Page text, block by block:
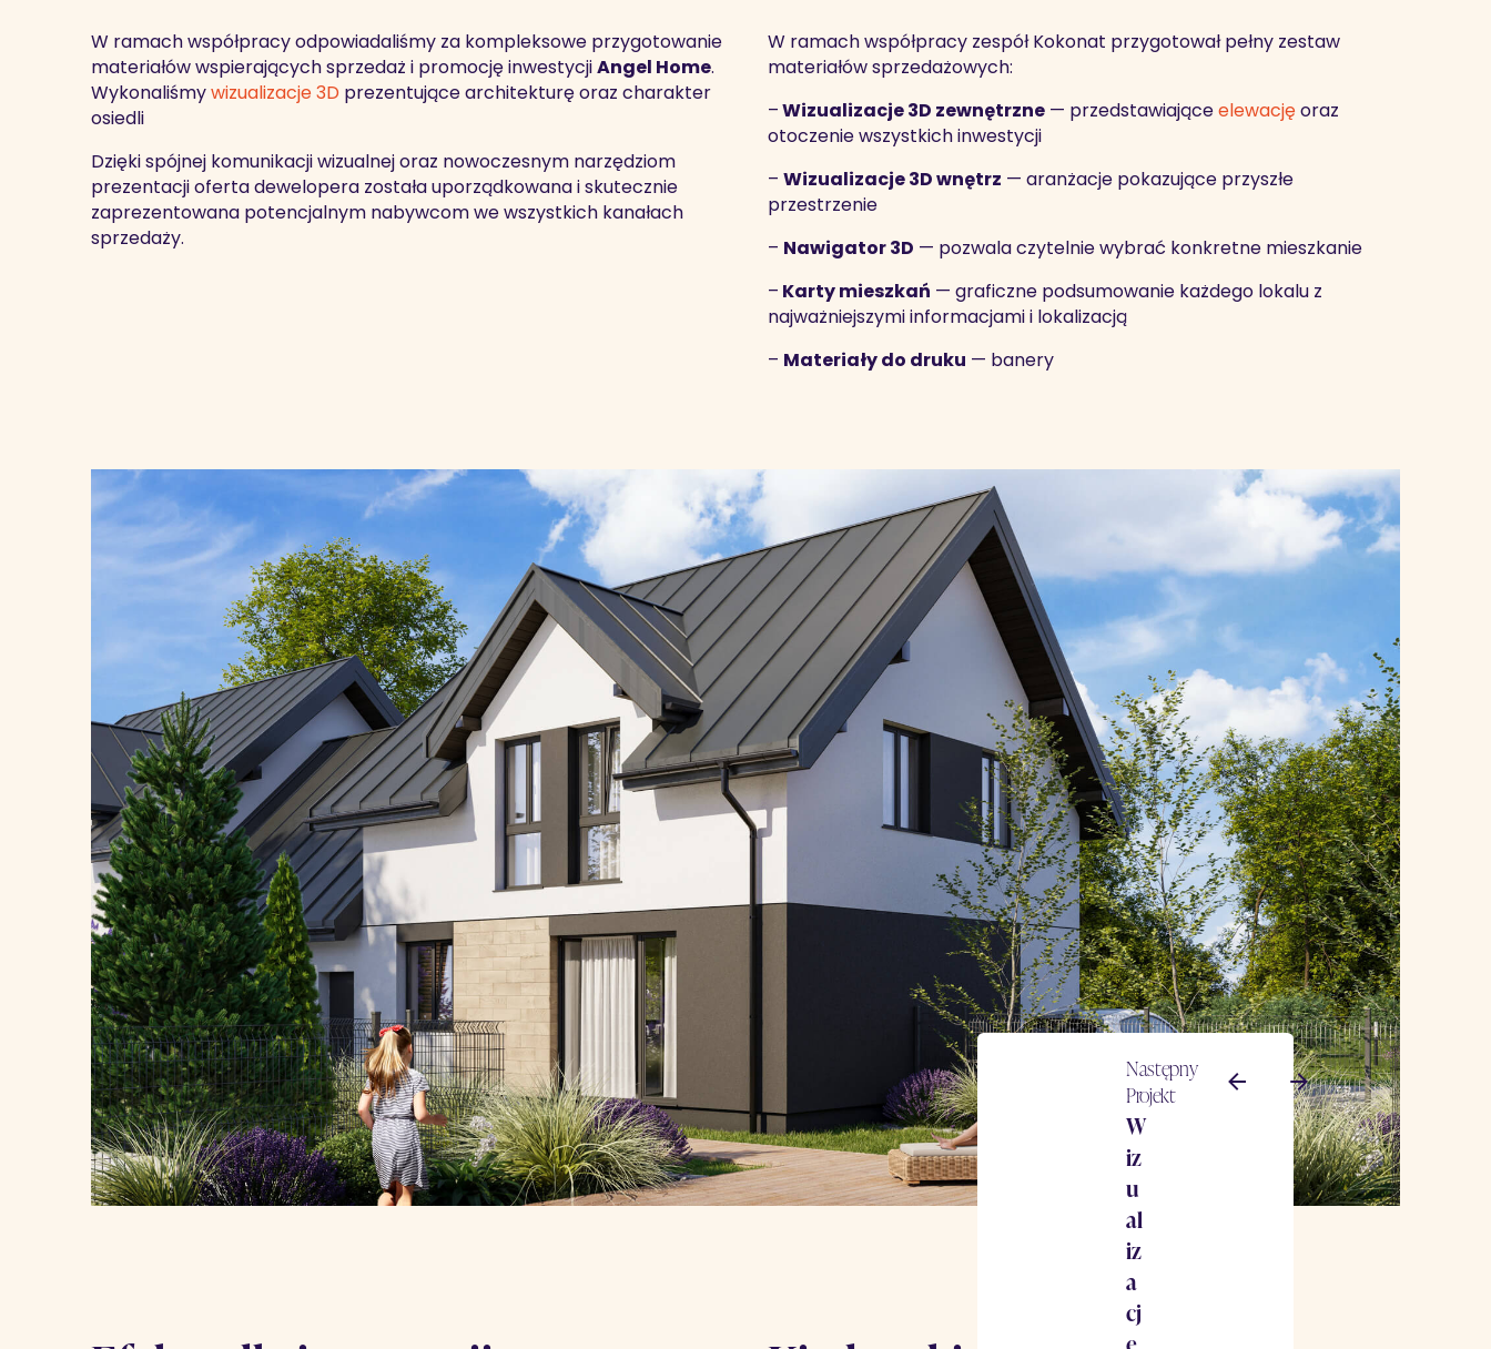
W ramach współpracy odpowiadaliśmy za kompleksowe przygotowanie
materiałów wspierających sprzedaż i promocję inwestycji Angel Home.
Wykonaliśmy wizualizacje 3D prezentujące architekturę oraz charakter
osiedli
Dzięki spójnej komunikacji wizualnej oraz nowoczesnym narzędziom
prezentacji oferta dewelopera została uporządkowana i skutecznie
zaprezentowana potencjalnym nabywcom we wszystkich kanałach
sprzedaży.
W ramach współpracy zespół Kokonat przygotował pełny zestaw
materiałów sprzedażowych:
– Wizualizacje 3D zewnętrzne — przedstawiające elewację oraz
otoczenie wszystkich inwestycji
– Wizualizacje 3D wnętrz — aranżacje pokazujące przyszłe
przestrzenie
– Nawigator 3D — pozwala czytelnie wybrać konkretne mieszkanie
– Karty mieszkań — graficzne podsumowanie każdego lokalu z
najważniejszymi informacjami i lokalizacją
– Materiały do druku — banery
Następny
Projekt
W
iz
u
al
iz
a
cj